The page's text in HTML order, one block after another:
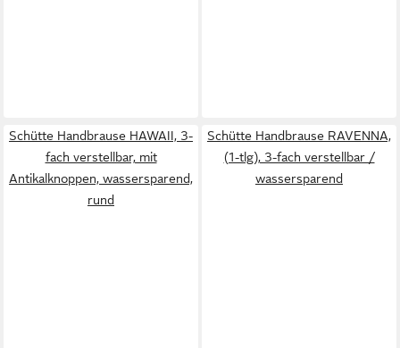
Schütte Handbrause HAWAII, 3-
fach verstellbar, mit
Antikalknoppen, wassersparend,
rund
Schütte Handbrause RAVENNA,
(1-tlg), 3-fach verstellbar /
wassersparend